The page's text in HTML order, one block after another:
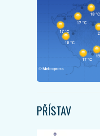
PŘÍSTAV